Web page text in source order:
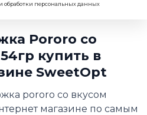
персональных данных
Pororo со
купить в
SweetOpt
pororo со вкусом
магазине по самым